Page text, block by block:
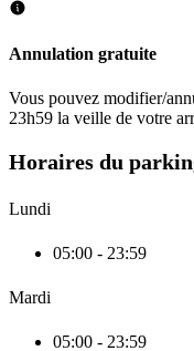
Annulation gratuite
Vous pouvez modifier/
23h59 la veille de votre
Horaires du
Lundi
05:00 - 23:59
Mardi
05:00 - 23:59